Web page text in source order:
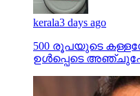
kerala3 days ago
500 രൂപയുടെ
ഉള്‍പ്പെടെ